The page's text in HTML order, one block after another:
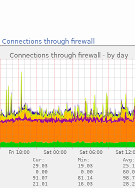
Connections through firewall